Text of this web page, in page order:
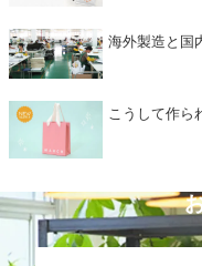
海外製造と国
こうして作ら